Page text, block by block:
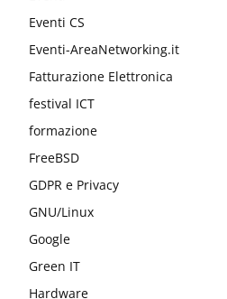
Eventi CS
Eventi-AreaNetworking.it
Fatturazione Elettronica
festival ICT
formazione
FreeBSD
GDPR e Privacy
GNU/Linux
Google
Green IT
Hardware